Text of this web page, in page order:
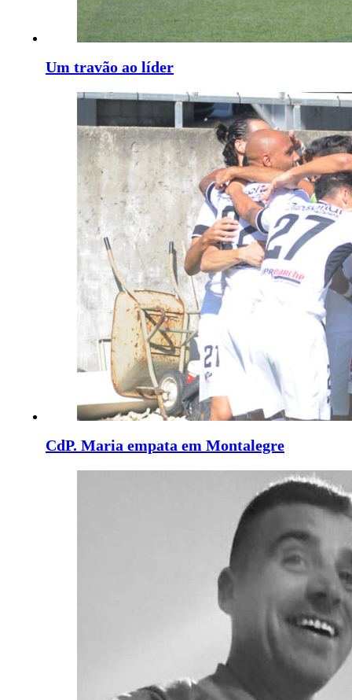
Um travão ao líder
CdP. Maria empata em Montalegre